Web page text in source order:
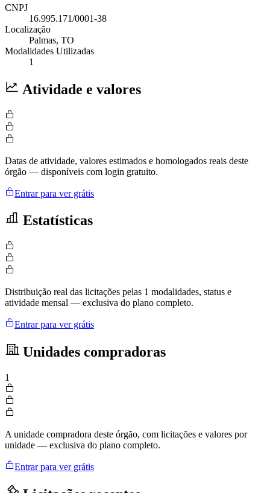
CNPJ
16.995.171/0001-38
Localização
Palmas, TO
Modalidades Utilizadas
1
Atividade e valores
Datas de atividade, valores estimados e homologados reais deste
órgão — disponíveis com login gratuito.
Entrar para ver grátis
Estatísticas
Distribuição real das licitações pelas 1 modalidades, status e
atividade mensal — exclusiva do plano completo.
Entrar para ver grátis
Unidades compradoras
1
A unidade compradora deste órgão, com licitações e valores por
unidade — exclusiva do plano completo.
Entrar para ver grátis